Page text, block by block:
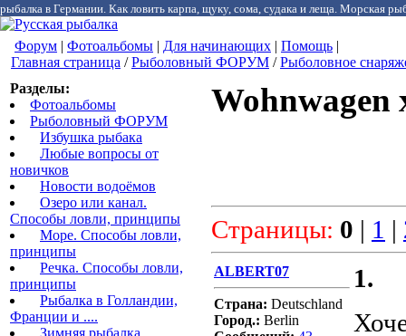
рыбалка в Германии. Как ловить карпа, щуку, сома, судака и леща. Морская
Форум | Фотоальбомы | Для начинающих | Помощь |
Главная страница /Рыболовный ФОРУМ /Рыболовное
Разделы:
Фотоальбомы
Рыболовный ФОРУМ
Избушка рыбака
Любые вопросы от
новичков
Новости водоёмов
Озеро или канал.
Способы ловли, принципы
Море. Способы ловли,
принципы
Речка. Способы ловли,
принципы
Рыбалка в Голландии,
Франции и ....
Зимняя рыбалка
Wohnwagen
Страницы: 0 | 1 |
ALBERT07
Страна: Deutschland
Город.: Berlin
1.